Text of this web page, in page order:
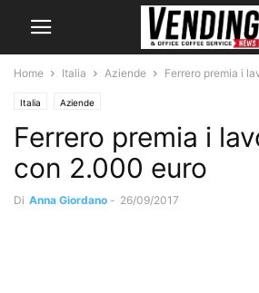
Home Italia Aziende Ferrero premia i
Italia Aziende
Ferrero premia i
con 2.000 euro
Di Anna Giordano - 26/09/2017